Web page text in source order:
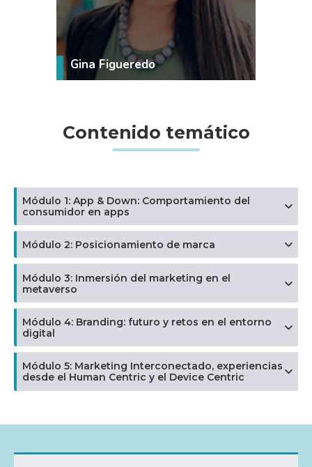
VER MÁS
Gina Figueredo
Contenido temático
Módulo 1: App & Down: Comportamiento del
consumidor en apps
Módulo 2: Posicionamiento de marca
Módulo 3: Inmersión del marketing en el
metaverso
Módulo 4: Branding: futuro y retos en el entorno
digital
Módulo 5: Marketing Interconectado, experiencias
desde el Human Centric y el Device Centric